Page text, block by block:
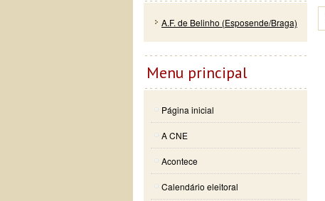
A.F. de Belinho (Esposende/Braga)
Menu principal
Página inicial
A CNE
Acontece
Calendário eleitoral